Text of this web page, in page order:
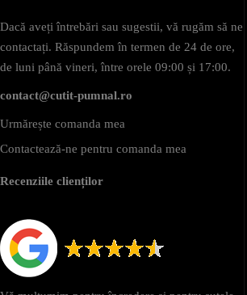
Dacă aveți întrebări sau sugestii, vă rugăm să ne
contactați. Răspundem în termen de 24 de ore,
de luni până vineri, între orele 09:00 și 17:00.
contact@cutit-pumnal.ro
Urmărește comanda mea
Contactează-ne pentru comanda mea
Recenziile clienților